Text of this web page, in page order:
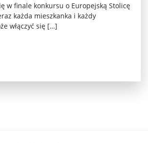
w finale konkursu o Europejską Stolicę
każda mieszkanka i każdy
włączyć się […]